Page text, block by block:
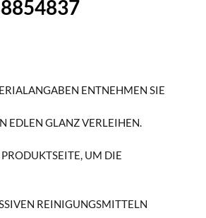
ENTNEHMEN SIE
EDLEN GLANZ VERLEIHEN.
UM DIE PA
REINIGUNGSMITTELN O